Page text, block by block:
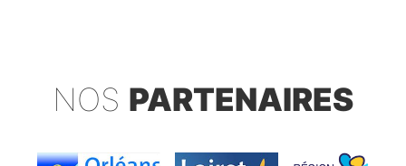
NOS PARTENAIRES